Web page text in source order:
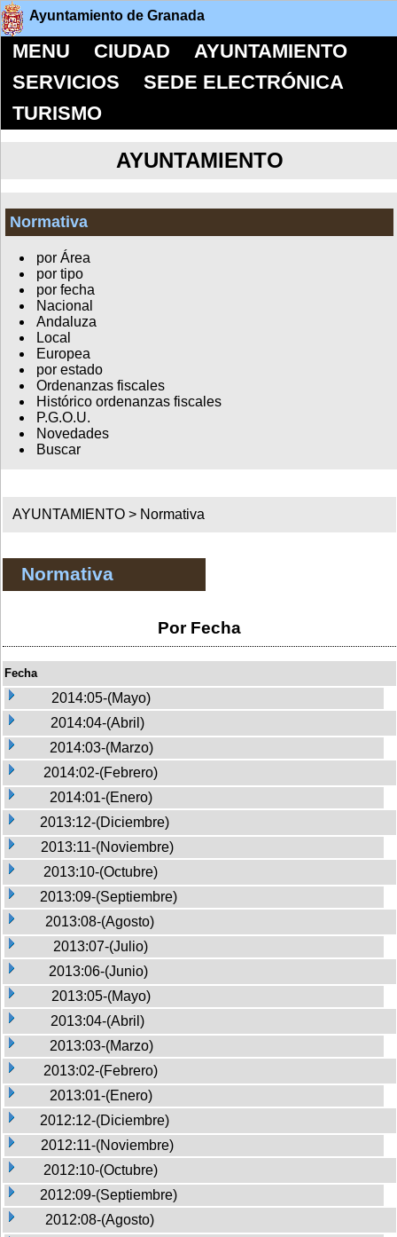
Ayuntamiento de Granada
MENU CIUDAD
AYUNTAMIENTO
SERVICIOS
SEDE ELECTRÓNICA
TURISMO
AYUNTAMIENTO
Normativa
por Área
por tipo
por fecha
Nacional
Andaluza
Local
Europea
por estado
Ordenanzas fiscales
Histórico ordenanzas fiscales
P.G.O.U.
Novedades
Buscar
AYUNTAMIENTO > Normativa
Normativa
Por Fecha
Fecha
2014:05-(Mayo)
2014:04-(Abril)
2014:03-(Marzo)
2014:02-(Febrero)
2014:01-(Enero)
2013:12-(Diciembre)
2013:11-(Noviembre)
2013:10-(Octubre)
2013:09-(Septiembre)
2013:08-(Agosto)
2013:07-(Julio)
2013:06-(Junio)
2013:05-(Mayo)
2013:04-(Abril)
2013:03-(Marzo)
2013:02-(Febrero)
2013:01-(Enero)
2012:12-(Diciembre)
2012:11-(Noviembre)
2012:10-(Octubre)
2012:09-(Septiembre)
2012:08-(Agosto)